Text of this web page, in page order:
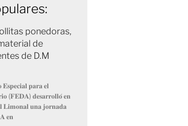
ponedoras,
de
de D.M
𝐩𝐚𝐫𝐚 𝐞𝐥
(𝐅𝐄𝐃𝐀) 𝐝𝐞𝐬𝐚𝐫𝐫𝐨𝐥𝐥𝐨́ 𝐞𝐧
𝐋𝐢𝐦𝐨𝐧𝐚𝐥 𝐮𝐧𝐚 𝐣𝐨𝐫𝐧𝐚𝐝𝐚
𝐞𝐧